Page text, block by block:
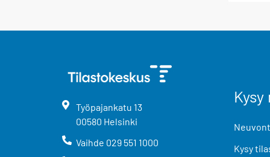
Työpajankatu 13
00580 Helsinki
Vaihde 029 551 1000
Kysy